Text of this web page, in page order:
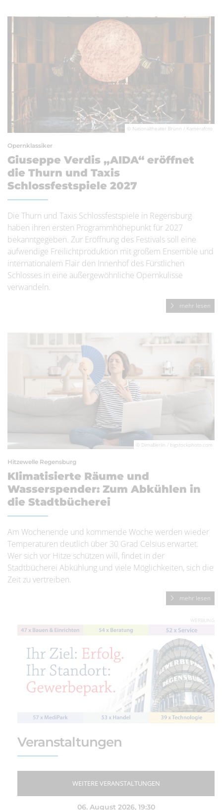
© Nationaltheater Brünn / Kamerafoto
Opernklassiker
Giuseppe Verdis „AIDA“ eröffnet
die Thurn und Taxis
Schlossfestspiele 2027
Die Thurn und Taxis Schlossfestspiele in Regensburg
haben ihren ersten Programmhöhepunkt für 2027
bekanntgegeben. Zur Eröffnung des Festivals soll eine
aufwendige Freilichtproduktion mit großem Ensemble und
internationalem Flair den Innenhof des Fürstlichen
Schlosses in eine außergewöhnliche Opernkulisse
verwandeln.
mehr lesen
© DimaBerlin / bigstockphoto.com
Hitzewelle Regensburg
Klimatisierte Räume und
Wasserspender: Zum Abkühlen in
die Stadtbücherei
Am Wochenende und kommende Woche werden wieder
Temperaturen deutlich über 30 Grad Celsius erwartet.
Wer sich vor Hitze schützen will, findet in der
Stadtbücherei Abkühlung und viele Möglichkeiten, sich die
Zeit zu vertreiben.
mehr lesen
WERBUNG
Veranstaltungen
WEITERE VERANSTALTUNGEN
06. August 2026, 19:30